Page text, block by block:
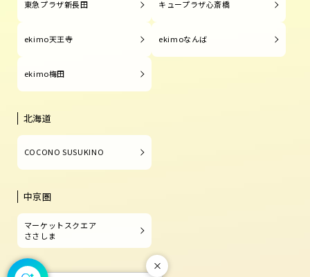
閉じる
東急プラザ新長田 キュープラザ心斎橋
ekimo天王寺 ekimoなんば
ekimo梅田
北海道
COCONO SUSUKINO
中京圏
マーケットスクエア
ささしま